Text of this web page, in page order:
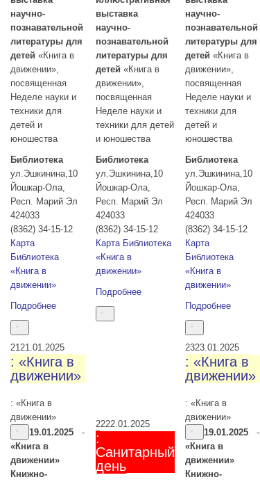
научно-
познавательной
литературы для
детей «Книга в
движении»,
посвященная
Неделе науки и
техники для
детей и
юношества
Библиотека
ул.Эшкинина,10
Йошкар-Ола,
Респ. Марий Эл
424033
(8362) 34-15-12
Карта
Библиотека
«Книга в
движении»
Подробнее
выставка
научно-
познавательной
литературы для
детей «Книга в
движении»,
посвященная
Неделе науки и
техники для детей
и юношества
Библиотека
ул.Эшкинина,10
Йошкар-Ола,
Респ. Марий Эл
424033
(8362) 34-15-12
КартаБиблиотека
«Книга в
движении»
Подробнее
научно-
познавательной
литературы для
детей «Книга в
движении»,
посвященная
Неделе науки и
техники для
детей и
юношества
Библиотека
ул.Эшкинина,10
Йошкар-Ола,
Респ. Марий Эл
424033
(8362) 34-15-12
Карта
Библиотека
«Книга в
движении»
Подробнее
2121.01.2025
: «Книга в
движении»
: «Книга в
движении»
19.01.2025
-
«Книга в
движении»
Книжно-
2222.01.2025
:
Санитарный
день
2323.01.2025
: «Книга в
движении»
: «Книга в
движении»
19.01.2025
-
«Книга в
движении»
Книжно-